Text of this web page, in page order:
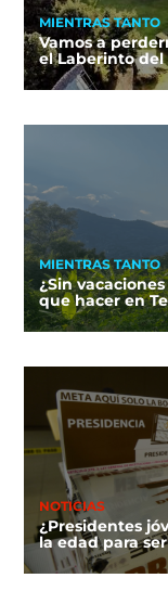
MIENTRAS TANTO
Vamos a
el Laberinto del
MIENTRAS TANTO
¿Sin
que hacer en
NOTICIAS
¿Presidentes
la edad para